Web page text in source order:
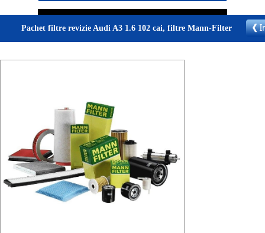
Pachet filtre revizie Audi A3 1.6 102 cai, filtre Mann-Filter